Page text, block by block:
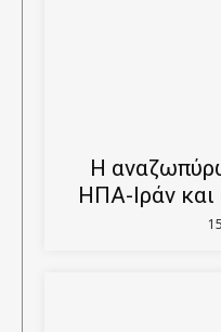
Η
ΗΠΑ-Ιράν και